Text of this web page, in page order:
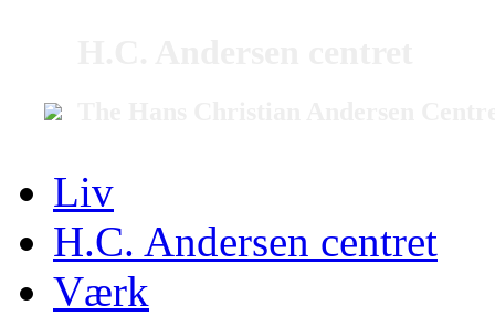
Liv
H.C. Andersen centret
Værk